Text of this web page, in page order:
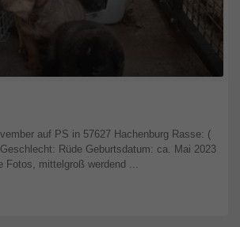
auf PS in 57627 Hachenburg Rasse: (
Rüde Geburtsdatum: ca. Mai 2023
Fotos, mittelgroß werdend ...